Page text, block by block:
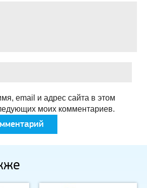
email и адрес сайта в этом
моих комментариев.